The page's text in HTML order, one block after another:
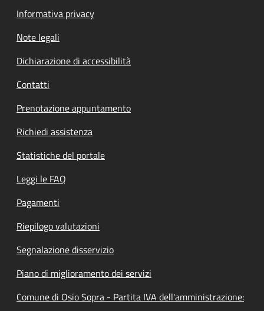
Informativa privacy
Note legali
Dichiarazione di accessibilità
Contatti
Prenotazione appuntamento
Richiedi assistenza
Statistiche del portale
Leggi le FAQ
Pagamenti
Riepilogo valutazioni
Segnalazione disservizio
Piano di miglioramento dei servizi
Comune di Osio Sopra - Partita IVA dell'amministrazione: